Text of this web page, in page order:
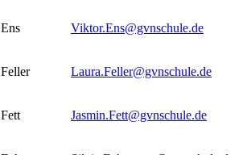
Ens Viktor.Ens@gvnschule.de
Feller Laura.Feller@gvnschule.de
Fett Jasmin.Fett@gvnschule.de